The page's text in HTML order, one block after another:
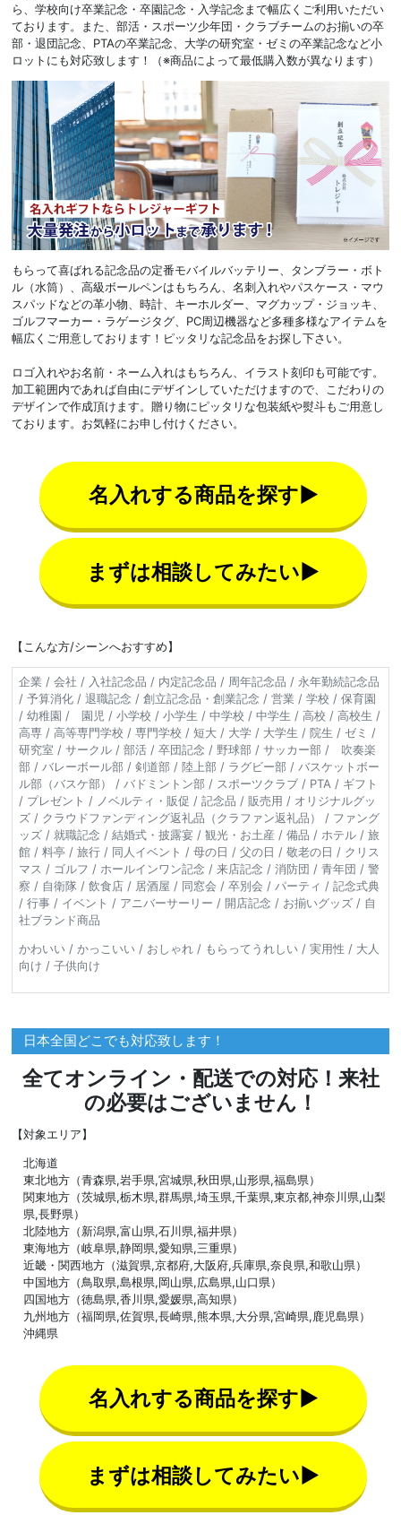
ら、学校向け卒業記念・卒園記念・入学記念まで幅広くご利用いただい
ております。また、部活・スポーツ少年団・クラブチームのお揃いの卒
部・退団記念、PTAの卒業記念、大学の研究室・ゼミの卒業記念など小
ロットにも対応致します！（※商品によって最低購入数が異なります）
もらって喜ばれる記念品の定番モバイルバッテリー、タンブラー・ボト
ル（水筒）、高級ボールペンはもちろん、名刺入れやパスケース・マウ
スパッドなどの革小物、時計、キーホルダー、マグカップ・ジョッキ、
ゴルフマーカー・ラゲージタグ、PC周辺機器など多種多様なアイテムを
幅広くご用意しております！ピッタリな記念品をお探し下さい。
ロゴ入れやお名前・ネーム入れはもちろん、イラスト刻印も可能です。
加工範囲内であれば自由にデザインしていただけますので、こだわりの
デザインで作成頂けます。贈り物にピッタリな包装紙や熨斗もご用意し
ております。お気軽にお申し付けください。
名入れする商品を探す▶
まずは相談してみたい▶
【こんな方/シーンへおすすめ】
企業 / 会社 / 入社記念品 / 内定記念品 / 周年記念品 / 永年勤続記念品
/ 予算消化 / 退職記念 / 創立記念品・創業記念 / 営業 / 学校 / 保育園
/ 幼稚園 / 園児 / 小学校 / 小学生 / 中学校 / 中学生 / 高校 / 高校生 /
高専 / 高等専門学校 / 専門学校 / 短大 / 大学 / 大学生 / 院生 / ゼミ /
研究室 / サークル / 部活 / 卒団記念 / 野球部 / サッカー部 / 吹奏楽
部 / バレーボール部 / 剣道部 / 陸上部 / ラグビー部 / バスケットボー
ル部（バスケ部） / バドミントン部 / スポーツクラブ / PTA / ギフト
/ プレゼント / ノベルティ・販促 / 記念品 / 販売用 / オリジナルグッ
ズ / クラウドファンディング返礼品（クラファン返礼品） / ファング
ッズ / 就職記念 / 結婚式・披露宴 / 観光・お土産 / 備品 / ホテル / 旅
館 / 料亭 / 旅行 / 同人イベント / 母の日 / 父の日 / 敬老の日 / クリス
マス / ゴルフ / ホールインワン記念 / 来店記念 / 消防団 / 青年団 / 警
察 / 自衛隊 / 飲食店 / 居酒屋 / 同窓会 / 卒別会 / パーティ / 記念式典
/ 行事 / イベント / アニバーサーリー / 開店記念 / お揃いグッズ / 自
社ブランド商品
かわいい / かっこいい / おしゃれ / もらってうれしい / 実用性 / 大人
向け / 子供向け
日本全国どこでも対応致します！
全てオンライン・配送での対応！来社
の必要はございません！
【対象エリア】
北海道
東北地方（青森県,岩手県,宮城県,秋田県,山形県,福島県）
関東地方（茨城県,栃木県,群馬県,埼玉県,千葉県,東京都,神奈川県,山梨
県,長野県）
北陸地方（新潟県,富山県,石川県,福井県）
東海地方（岐阜県,静岡県,愛知県,三重県）
近畿・関西地方（滋賀県,京都府,大阪府,兵庫県,奈良県,和歌山県）
中国地方（鳥取県,島根県,岡山県,広島県,山口県）
四国地方（徳島県,香川県,愛媛県,高知県）
九州地方（福岡県,佐賀県,長崎県,熊本県,大分県,宮崎県,鹿児島県）
沖縄県
名入れする商品を探す▶
まずは相談してみたい▶